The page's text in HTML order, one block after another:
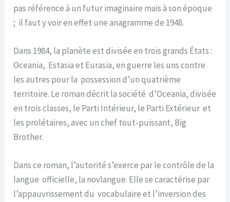
pas référence à un futur imaginaire mais à son époque
; il faut y voir en effet une anagramme de 1948.
Dans 1984, la planète est divisée en trois grands États :
Oceania, Estasia et Eurasia, en guerre les uns contre
les autres pour la possession d’un quatrième
territoire. Le roman décrit la société d’Oceania, divisée
en trois classes, le Parti Intérieur, le Parti Extérieur et
les prolétaires, avec un chef tout-puissant, Big
Brother.
Dans ce roman, l’autorité s’exerce par le contrôle de la
langue officielle, la novlangue. Elle se caractérise par
l’appauvrissement du vocabulaire et l’inversion des